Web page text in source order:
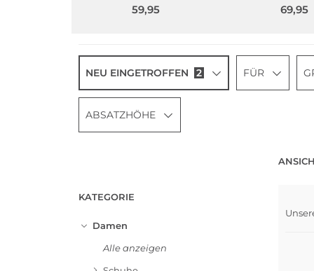
59,95
69,95
NEU EINGETROFFEN 2 FÜR
ABSATZHÖHE
KATEGORIE
Damen
Alle anzeigen
NEU